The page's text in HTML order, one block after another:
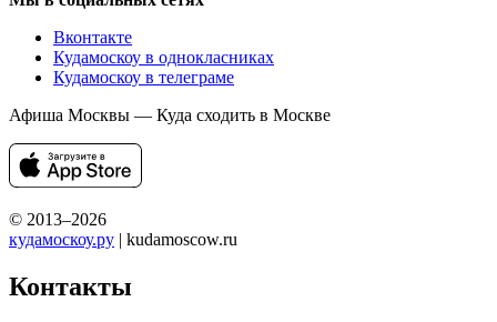
Вконтакте
Кудамоскоу в однокласниках
Кудамоскоу в телеграме
Афиша Москвы — Куда сходить в Москве
© 2013–2026
кудамоскоу.ру | kudamoscow.ru
Контакты